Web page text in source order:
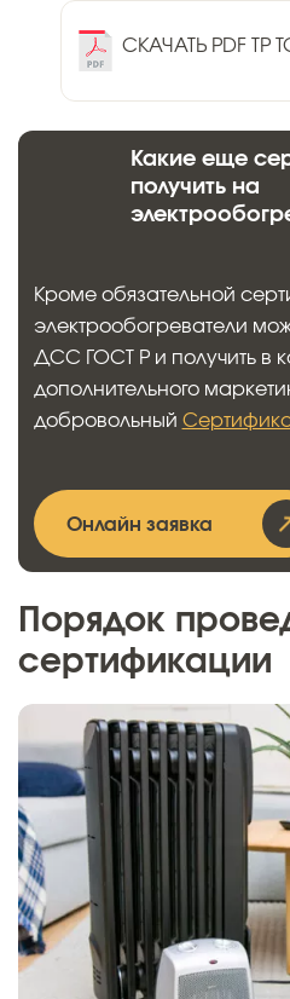
СКАЧАТЬ PDF ТР
Какие еще
получить на
Кроме обязательной
электрообогреватели
ДСС ГОСТ Р и получить в
дополнительного
добровольный
Онлайн заявка
Порядок
сертификации